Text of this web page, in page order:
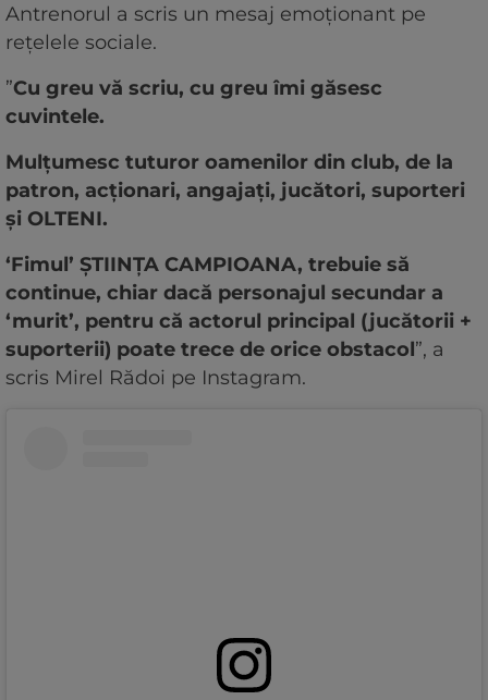
Antrenorul a scris un mesaj emoționant pe
rețelele sociale.
”Cu greu vă scriu, cu greu îmi găsesc
cuvintele.
Mulțumesc tuturor oamenilor din club, de la
patron, acționari, angajați, jucători, suporteri
și OLTENI.
‘Fimul’ ȘTIINȚA CAMPIOANA, trebuie să
continue, chiar dacă personajul secundar a
‘murit’, pentru că actorul principal (jucătorii +
suporterii) poate trece de orice obstacol”, a
scris Mirel Rădoi pe Instagram.